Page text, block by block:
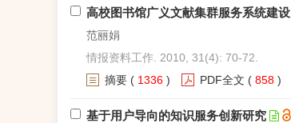
高校图书馆广义文献集群服务系统建设
范丽娟
情报资料工作. 2010, 31(4): 70-72.
摘要 ( 1336 ) PDF全文 ( 858 )
基于用户导向的知识服务创新研究